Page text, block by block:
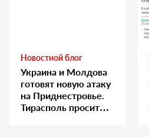
Новостной блог
Украина и Молдова
готовят новую атаку
на Приднестровье.
Тирасполь просит